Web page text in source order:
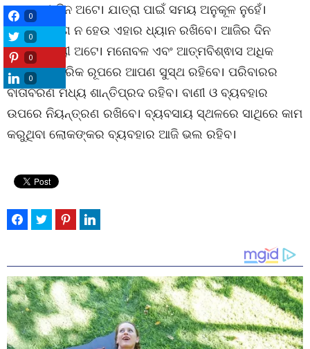
ଲାଭକାରୀ ଦିନ ଅଟେ। ଯାତ୍ରା ପାଇଁ ସମୟ ଅନୁକୂଳ ନୁହେଁ।
ସମ୍ମାନ ଭଂଗ ନ ହେଉ ଏହାର ଧ୍ୟାନ ରଖିବେ। ଆଜିର ଦିନ
ଶୁଭଫଳଦାୟୀ ଅଟେ। ମନୋବଳ ଏବଂ ଆତ୍ମବିଶ୍ଵାସ ଅଧିକ
ରହିବ। ଶାରୀରିକ ରୂପରେ ଆପଣ ସୁସ୍ଥ ରହିବେ। ପରିବାରର
ବାତାବରଣ ମଧ୍ୟ ଶାନ୍ତିପ୍ରଦ ରହିବ। ବାଣୀ ଓ ବ୍ୟବହାର
ଉପରେ ନିୟନ୍ତ୍ରଣ ରଖିବେ। ବ୍ୟବସାୟ ସ୍ଥଳରେ ସାଥିରେ କାମ
କରୁଥିବା ଲୋକଙ୍କର ବ୍ୟବହାର ଆଜି ଭଲ ରହିବ।
0
0
0
0